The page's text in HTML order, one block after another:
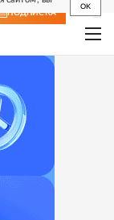
OK
ПОДПИСКА